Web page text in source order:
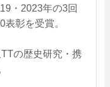
・2023年の3回
彰を受賞。
の歴史研究・携